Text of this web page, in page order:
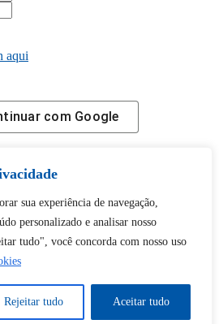
sua experiência de navegação,
personalizado e analisar nosso
tudo", você concorda com nosso uso
Rejeitar tudo Aceitar tudo
aqui
com Google
de que deseja
esta publicação?
esquerda : 0